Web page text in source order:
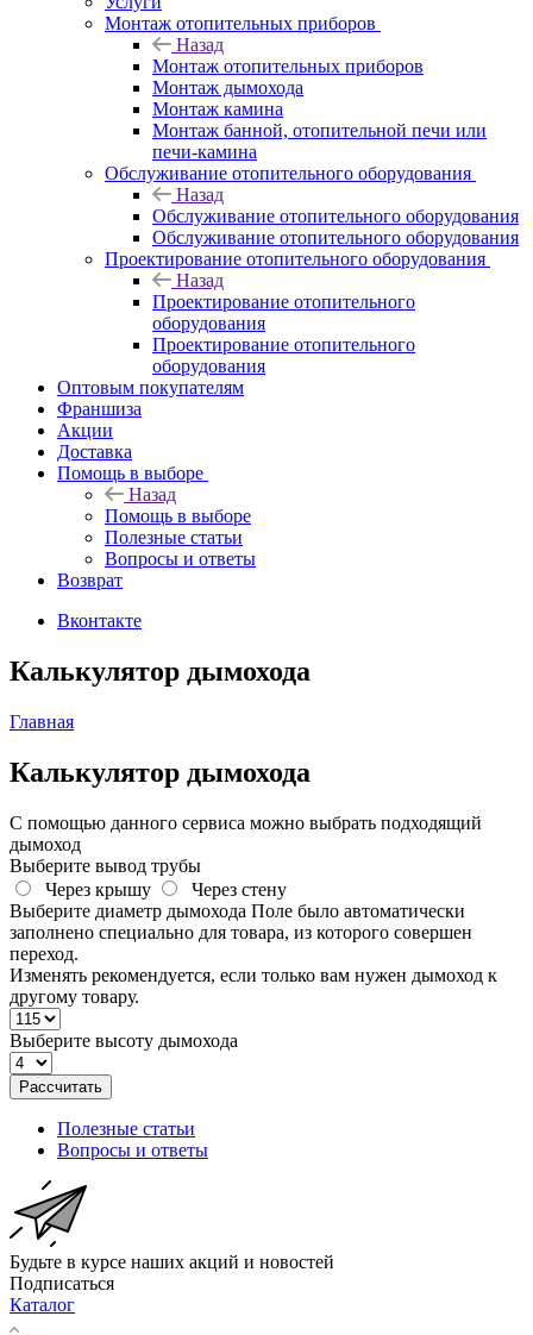
Монтаж отопительных приборов
Назад
Монтаж отопительных приборов
Монтаж дымохода
Монтаж камина
Монтаж банной, отопительной печи или
печи-камина
Обслуживание отопительного оборудования
Назад
Обслуживание отопительного оборудования
Обслуживание отопительного оборудования
Проектирование отопительного оборудования
Назад
Проектирование отопительного
оборудования
Проектирование отопительного
оборудования
Оптовым покупателям
Франшиза
Акции
Доставка
Помощь в выборе
Назад
Помощь в выборе
Полезные статьи
Вопросы и ответы
Возврат
Вконтакте
Калькулятор дымохода
Главная
Калькулятор дымохода
С помощью данного сервиса можно выбрать подходящий
дымоход
Выберите вывод трубы
Через крышу
Через стену
Выберите диаметр дымохода Поле было автоматически
заполнено специально для товара, из которого совершен
переход.
Изменять рекомендуется, если только вам нужен дымоход к
другому товару.
Выберите высоту дымохода
Рассчитать
Полезные статьи
Вопросы и ответы
Будьте в курсе наших акций и новостей
Подписаться
Каталог